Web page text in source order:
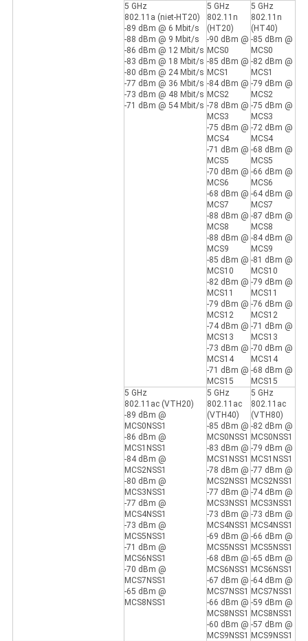
5 GHz
802.11a (niet-HT20)
-89 dBm @ 6 Mbit/s
-88 dBm @ 9 Mbit/s
-86 dBm @ 12 Mbit/s
-83 dBm @ 18 Mbit/s
-80 dBm @ 24 Mbit/s
-77 dBm @ 36 Mbit/s
-73 dBm @ 48 Mbit/s
-71 dBm @ 54 Mbit/s
5 GHz
802.11n
(HT20)
-90 dBm @
MCS0
-85 dBm @
MCS1
-84 dBm @
MCS2
-78 dBm @
MCS3
-75 dBm @
MCS4
-71 dBm @
MCS5
-70 dBm @
MCS6
-68 dBm @
MCS7
-88 dBm @
MCS8
-88 dBm @
MCS9
-85 dBm @
MCS10
-82 dBm @
MCS11
-79 dBm @
MCS12
-74 dBm @
MCS13
-73 dBm @
MCS14
-71 dBm @
MCS15
5 GHz
802.11n
(HT40)
-85 dBm @
MCS0
-82 dBm @
MCS1
-79 dBm @
MCS2
-75 dBm @
MCS3
-72 dBm @
MCS4
-68 dBm @
MCS5
-66 dBm @
MCS6
-64 dBm @
MCS7
-87 dBm @
MCS8
-84 dBm @
MCS9
-81 dBm @
MCS10
-79 dBm @
MCS11
-76 dBm @
MCS12
-71 dBm @
MCS13
-70 dBm @
MCS14
-68 dBm @
MCS15
5 GHz
802.11ac (VTH20)
-89 dBm @
MCS0NSS1
-86 dBm @
MCS1NSS1
-84 dBm @
MCS2NSS1
-80 dBm @
MCS3NSS1
-77 dBm @
MCS4NSS1
-73 dBm @
MCS5NSS1
-71 dBm @
MCS6NSS1
-70 dBm @
MCS7NSS1
-65 dBm @
MCS8NSS1
5 GHz
802.11ac
(VTH40)
-85 dBm @
MCS0NSS1
-83 dBm @
MCS1NSS1
-78 dBm @
MCS2NSS1
-77 dBm @
MCS3NSS1
-73 dBm @
MCS4NSS1
-69 dBm @
MCS5NSS1
-68 dBm @
MCS6NSS1
-67 dBm @
MCS7NSS1
-66 dBm @
MCS8NSS1
-60 dBm @
MCS9NSS1
5 GHz
802.11ac
(VTH80)
-82 dBm @
MCS0NSS1
-79 dBm @
MCS1NSS1
-77 dBm @
MCS2NSS1
-74 dBm @
MCS3NSS1
-73 dBm @
MCS4NSS1
-66 dBm @
MCS5NSS1
-65 dBm @
MCS6NSS1
-64 dBm @
MCS7NSS1
-59 dBm @
MCS8NSS1
-57 dBm @
MCS9NSS1